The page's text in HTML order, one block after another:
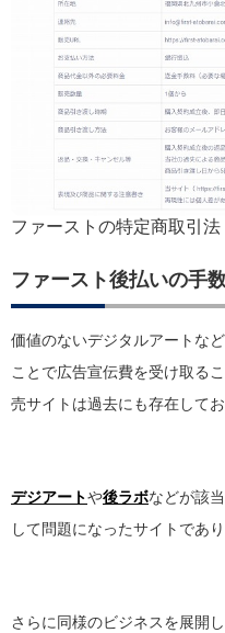
ファーストの特定商取引法
ファースト後払いの手
価値のないデジタルアートな
ことで広告宣伝費を受け取る
売サイトは過去にも存在してお
デジアートや後ラボなどが該
して問題になったサイトであ
さらに同様のビジネスを展開